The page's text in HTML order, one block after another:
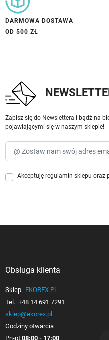
DARMOWA DOSTAWA
OD 500 ZŁ
Zapisz się do Newslettera i bądź na
pojawiającymi się w naszym sklepie!
Akceptuję regulamin sklepu oraz
Obsługa klienta
Sklep EKOREX.PL
Tel.: +48 14 691 7291
sklep@ekorex.pl
Godziny otwarcia
Pn-pt 08:00 - 17:00